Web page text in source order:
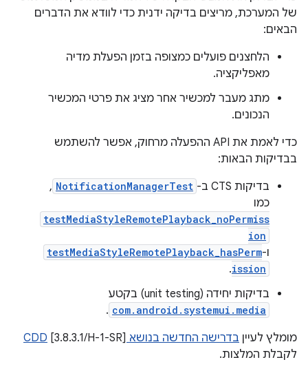
של המערכת, מריצים בדיקה ידנית כדי לוודא את הדברים
הבאים:
הלחצנים פועלים כמצופה בזמן הפעלת מדיה
מאפליקציה.
מתג מעבר למכשיר אחר מציג את פרטי המכשיר
הנכונים.
כדי לאמת את API ההפעלה מרחוק, אפשר להשתמש
בבדיקות הבאות:
בדיקות CTS ב-
NotificationManagerTest
,
כמו
testMediaStyleRemotePlayback_noPermiss
ion
ו-testMediaStyleRemotePlayback_hasPerm
ission
.
בדיקות יחידה (unit testing) בקטע
com.android.systemui.media
.
מומלץ לעיין בדרישה החדשה בנושא CDD [3.8.3.1/H-1-SR]
לקבלת המלצות.